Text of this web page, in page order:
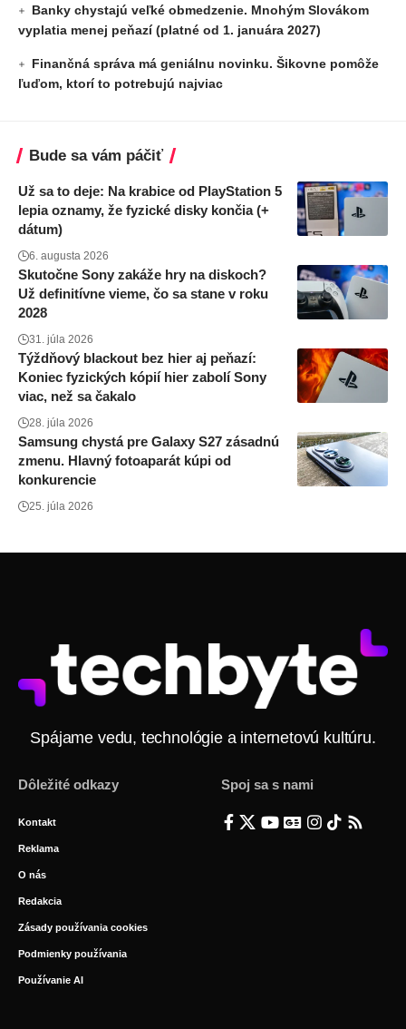
Banky chystajú veľké obmedzenie. Mnohým Slovákom
vyplatia menej peňazí (platné od 1. januára 2027)
Finančná správa má geniálnu novinku. Šikovne pomôže
ľuďom, ktorí to potrebujú najviac
Bude sa vám páčiť
Už sa to deje: Na krabice od PlayStation 5
lepia oznamy, že fyzické disky končia (+
dátum)
6. augusta 2026
Skutočne Sony zakáže hry na diskoch?
Už definitívne vieme, čo sa stane v roku
2028
31. júla 2026
Týždňový blackout bez hier aj peňazí:
Koniec fyzických kópií hier zabolí Sony
viac, než sa čakalo
28. júla 2026
Samsung chystá pre Galaxy S27 zásadnú
zmenu. Hlavný fotoaparát kúpi od
konkurencie
25. júla 2026
Spájame vedu, technológie a internetovú kultúru.
Dôležité odkazy
Kontakt
Reklama
O nás
Redakcia
Zásady používania cookies
Podmienky používania
Používanie AI
Spoj sa s nami